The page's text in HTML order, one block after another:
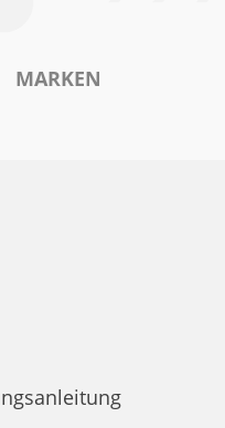
MARKEN